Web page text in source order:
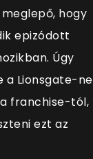
hogy
epizódott
Úgy
a Lionsgate-
franchise-tól,
ezt az